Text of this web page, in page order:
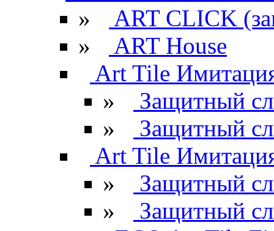
»
ART CLICK
»
ART House
Art Tile
»
Защитный
»
Защитный
Art Tile
»
Защитный
»
Защитный